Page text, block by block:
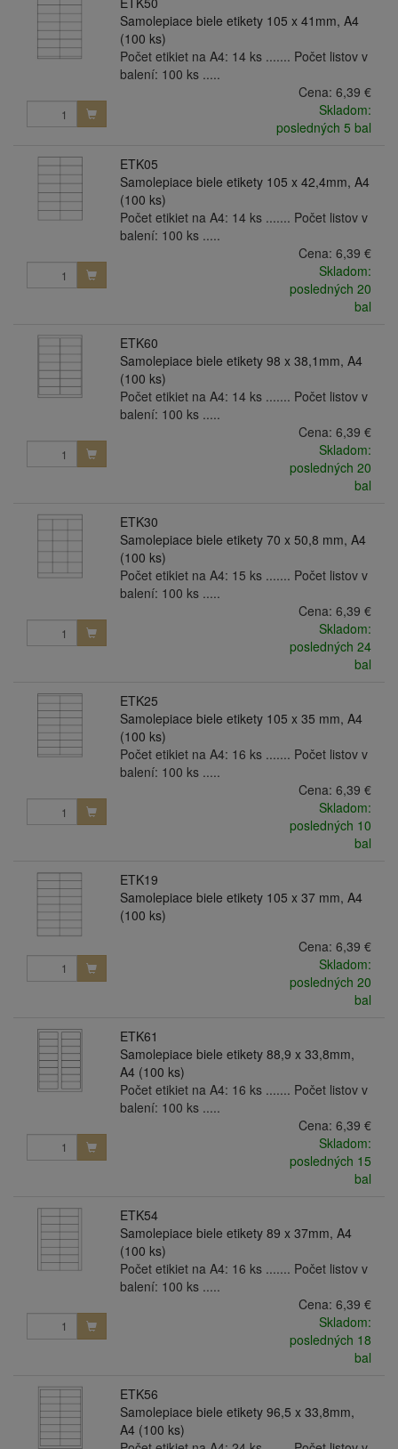
Samolepiace biele etikety 105 x 41mm, A4
(100 ks)
Počet etikiet na A4: 14 ks ....... Počet listov v
balení: 100 ks .....
Cena: 6,39 €
Skladom:
posledných 5 bal
ETK05
Samolepiace biele etikety 105 x 42,4mm, A4
(100 ks)
Počet etikiet na A4: 14 ks ....... Počet listov v
balení: 100 ks .....
Cena: 6,39 €
Skladom:
posledných 20
bal
ETK60
Samolepiace biele etikety 98 x 38,1mm, A4
(100 ks)
Počet etikiet na A4: 14 ks ....... Počet listov v
balení: 100 ks .....
Cena: 6,39 €
Skladom:
posledných 20
bal
ETK30
Samolepiace biele etikety 70 x 50,8 mm, A4
(100 ks)
Počet etikiet na A4: 15 ks ....... Počet listov v
balení: 100 ks .....
Cena: 6,39 €
Skladom:
posledných 24
bal
ETK25
Samolepiace biele etikety 105 x 35 mm, A4
(100 ks)
Počet etikiet na A4: 16 ks ....... Počet listov v
balení: 100 ks .....
Cena: 6,39 €
Skladom:
posledných 10
bal
ETK19
Samolepiace biele etikety 105 x 37 mm, A4
(100 ks)
Cena: 6,39 €
Skladom:
posledných 20
bal
ETK61
Samolepiace biele etikety 88,9 x 33,8mm,
A4 (100 ks)
Počet etikiet na A4: 16 ks ....... Počet listov v
balení: 100 ks .....
Cena: 6,39 €
Skladom:
posledných 15
bal
ETK54
Samolepiace biele etikety 89 x 37mm, A4
(100 ks)
Počet etikiet na A4: 16 ks ....... Počet listov v
balení: 100 ks .....
Cena: 6,39 €
Skladom:
posledných 18
bal
ETK56
Samolepiace biele etikety 96,5 x 33,8mm,
A4 (100 ks)